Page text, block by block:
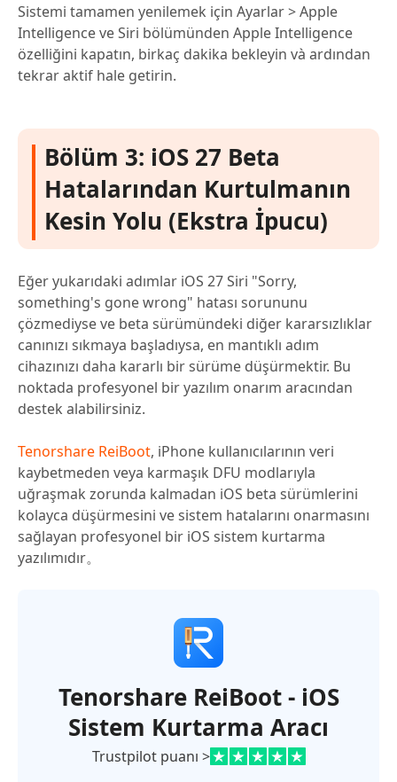
Sistemi tamamen yenilemek için Ayarlar > Apple
Intelligence ve Siri bölümünden Apple Intelligence
özelliğini kapatın, birkaç dakika bekleyin và ardından
tekrar aktif hale getirin.
Bölüm 3: iOS 27 Beta
Hatalarından Kurtulmanın
Kesin Yolu (Ekstra İpucu)
Eğer yukarıdaki adımlar iOS 27 Siri "Sorry,
something's gone wrong" hatası sorununu
çözmediyse ve beta sürümündeki diğer kararsızlıklar
canınızı sıkmaya başladıysa, en mantıklı adım
cihazınızı daha kararlı bir sürüme düşürmektir. Bu
noktada profesyonel bir yazılım onarım aracından
destek alabilirsiniz.
Tenorshare ReiBoot, iPhone kullanıcılarının veri
kaybetmeden veya karmaşık DFU modlarıyla
uğraşmak zorunda kalmadan iOS beta sürümlerini
kolayca düşürmesini ve sistem hatalarını onarmasını
sağlayan profesyonel bir iOS sistem kurtarma
yazılımıdır。
Tenorshare ReiBoot - iOS
Sistem Kurtarma Aracı
Trustpilot puanı >